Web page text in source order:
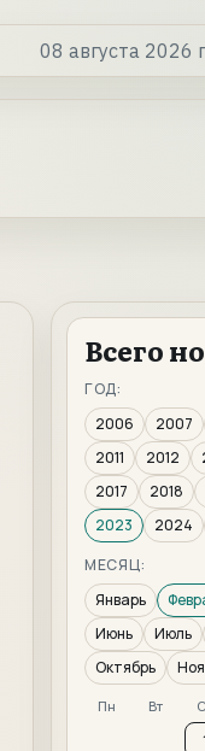
08 августа 2026
Всего
ГОД:
2006
2007
2011
2012
2017
2018
2023
2024
МЕСЯЦ:
Январь
Июнь
Июль
Октябрь
Пн Вт